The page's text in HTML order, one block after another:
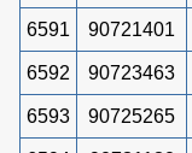
6591 90721401
6592 90723463
6593 90725265